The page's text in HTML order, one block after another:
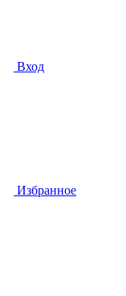
Вход
Избранное